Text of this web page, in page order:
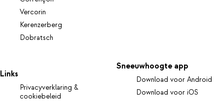
Vercorin
Kerenzerberg
Dobratsch
Links
Privacyverklaring &
cookiebeleid
Sneeuwhoogte app
Download voor Android
Download voor iOS